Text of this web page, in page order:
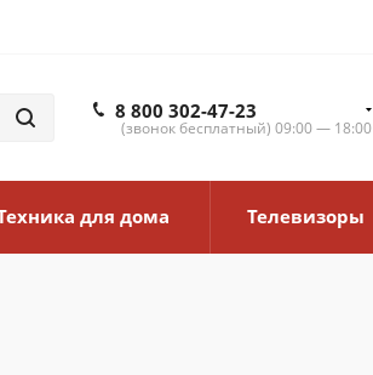
8 800 302-47-23
(звонок бесплатный) 09:00 — 18:00
для дома Телевизоры